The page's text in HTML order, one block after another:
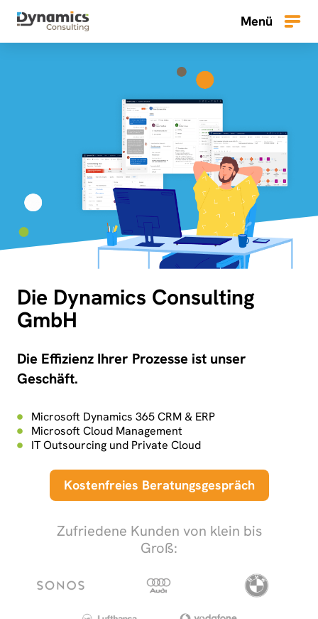
Zum
Inhalt
springen
Menü
Menü
Die Dynamics Consulting
GmbH
Die Effizienz Ihrer Prozesse ist unser
Geschäft.
Microsoft Dynamics 365 CRM & ERP
Microsoft Cloud Management
IT Outsourcing und Private Cloud
Kostenfreies Beratungsgespräch
Zufriedene Kunden von klein bis
Groß: